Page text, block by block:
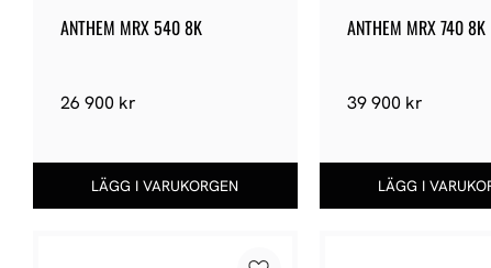
ANTHEM MRX 540 8K
26 900 kr
ANTHEM MRX 740 8K
39 900kr